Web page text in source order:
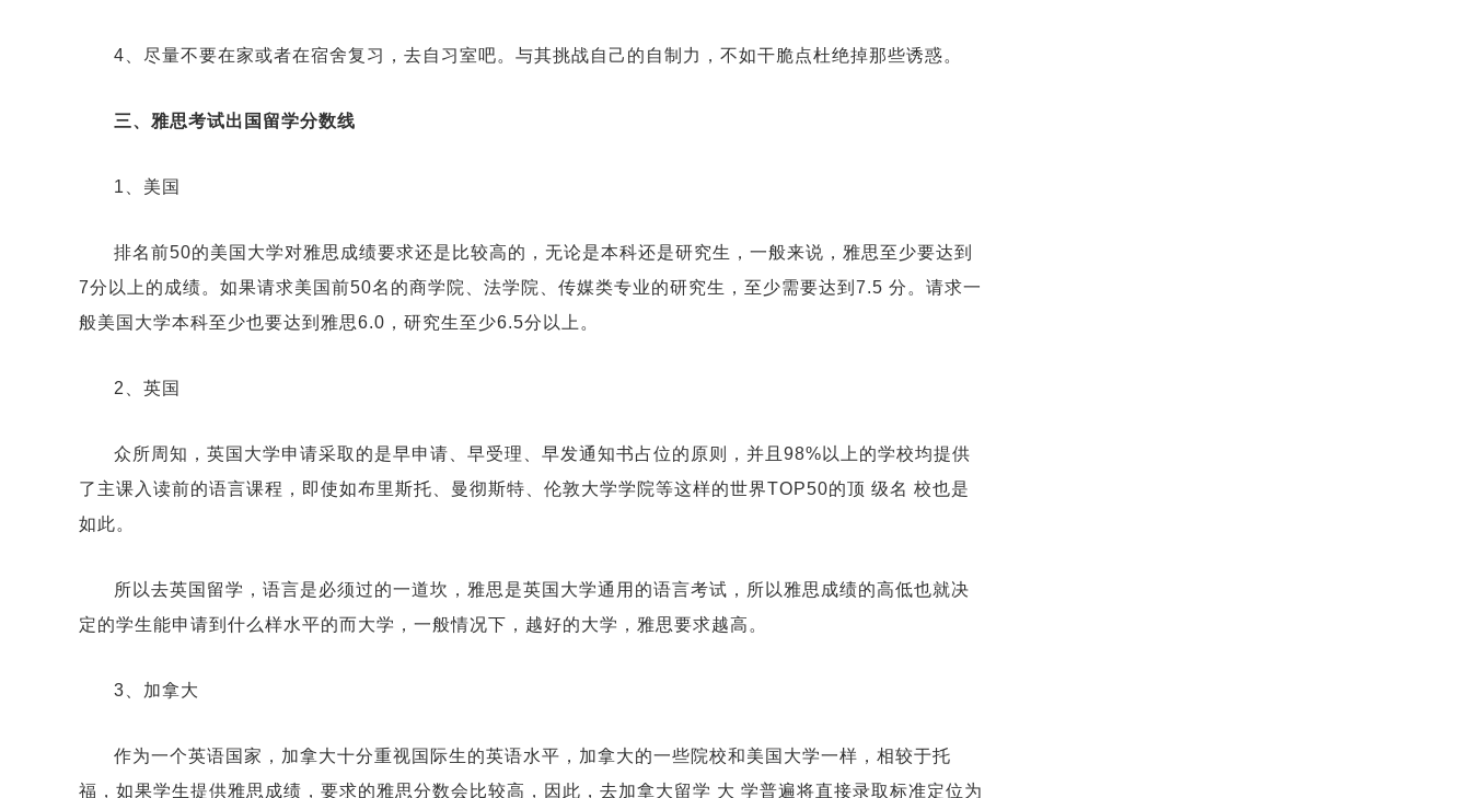
4、尽量不要在家或者在宿舍复习，去自习室吧。与其挑战自己的自制力，不如干脆点杜绝掉那些诱惑。
三、雅思考试出国留学分数线
1、美国
排名前50的美国大学对雅思成绩要求还是比较高的，无论是本科还是研究生，一般来说，雅思至少要达到
7分以上的成绩。如果请求美国前50名的商学院、法学院、传媒类专业的研究生，至少需要达到7.5 分。请求一
般美国大学本科至少也要达到雅思6.0，研究生至少6.5分以上。
2、英国
众所周知，英国大学申请采取的是早申请、早受理、早发通知书占位的原则，并且98%以上的学校均提供
了主课入读前的语言课程，即使如布里斯托、曼彻斯特、伦敦大学学院等这样的世界TOP50的顶 级名 校也是
如此。
所以去英国留学，语言是必须过的一道坎，雅思是英国大学通用的语言考试，所以雅思成绩的高低也就决
定的学生能申请到什么样水平的而大学，一般情况下，越好的大学，雅思要求越高。
3、加拿大
作为一个英语国家，加拿大十分重视国际生的英语水平，加拿大的一些院校和美国大学一样，相较于托
福，如果学生提供雅思成绩，要求的雅思分数会比较高，因此，去加拿大留学 大 学普遍将直接录取标准定位为